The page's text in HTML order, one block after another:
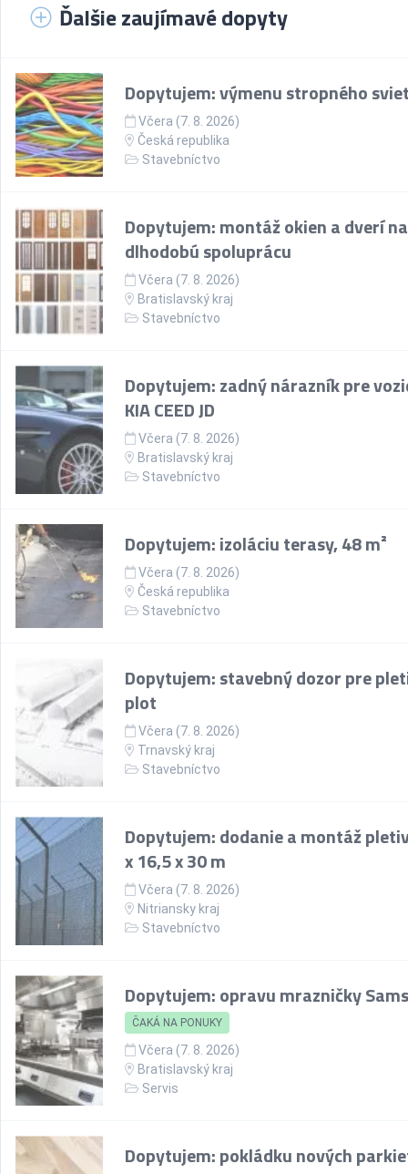
Ďalšie zaujímavé dopyty
Dopytujem: výmenu stropného
Včera (7. 8. 2026)
Česká republika
Stavebníctvo
Dopytujem: montáž okien a dverí na
dlhodobú spoluprácu
Včera (7. 8. 2026)
Bratislavský kraj
Stavebníctvo
Dopytujem: zadný nárazník pre
KIA CEED JD
Včera (7. 8. 2026)
Bratislavský kraj
Stavebníctvo
Dopytujem: izoláciu terasy, 48 m²
Včera (7. 8. 2026)
Česká republika
Stavebníctvo
Dopytujem: stavebný dozor pre
plot
Včera (7. 8. 2026)
Trnavský kraj
Stavebníctvo
Dopytujem: dodanie a montáž
x 16,5 x 30 m
Včera (7. 8. 2026)
Nitriansky kraj
Stavebníctvo
Dopytujem: opravu mrazničky
ČAKÁ NA PONUKY
Včera (7. 8. 2026)
Bratislavský kraj
Servis
Dopytujem: pokládku nových